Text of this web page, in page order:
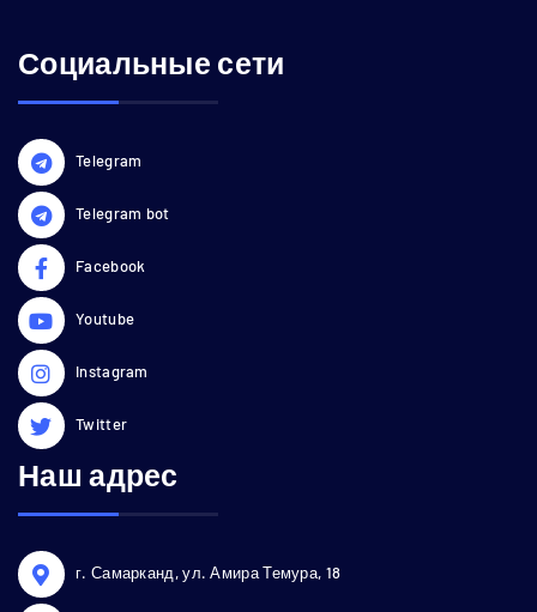
Социальные сети
Telegram
Telegram bot
Facebook
Youtube
Instagram
Twitter
Наш адрес
г. Самарканд, ул. Амира Темура, 18